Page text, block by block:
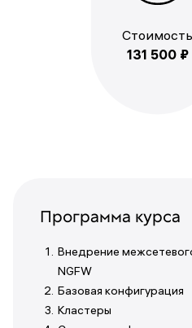
Стоимость
131 500 ₽
Программа курса
Внедрение
NGFW
Базовая конфигурация
Кластеры